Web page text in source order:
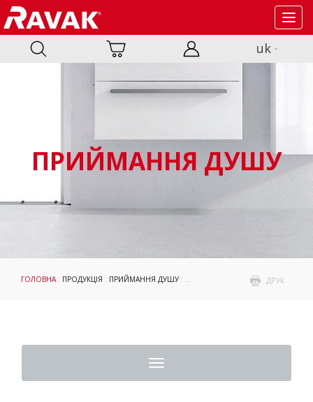
uk
ПРИЙМАННЯ ДУШУ
ДРУК
ГОЛОВНА: ПРОДУКЦІЯ : ПРИЙМАННЯ ДУШУ : ДУШОВІ КАБІНИ ТА ДВЕРІ:BLIX
Toggle
navigation